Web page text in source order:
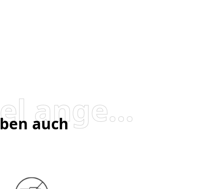
Besucher, die diesen Artikel angesehen haben, haben auch angesehen
auch